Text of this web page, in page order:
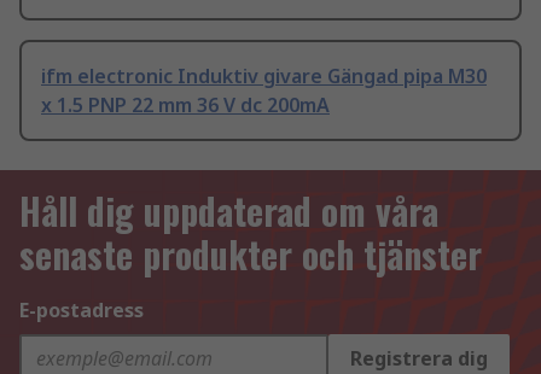
ifm electronic Induktiv givare Gängad pipa M30
x 1.5 PNP 22 mm 36 V dc 200mA
Håll dig uppdaterad om våra
senaste produkter och tjänster
E-postadress
Registrera dig